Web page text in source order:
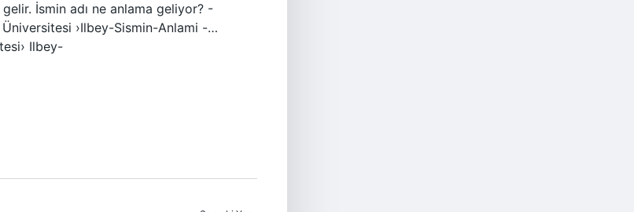
gelir. İsmin adı ne anlama geliyor? -
›Ilbey-Sismin-Anlami -…
Ilbey-